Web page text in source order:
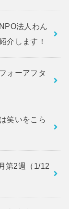
法人わん
介します！
ォーアフタ
笑いをこら
第2週（1/12